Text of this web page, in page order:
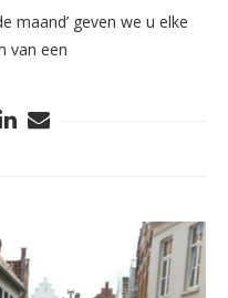
maand’ geven we u elke
van een